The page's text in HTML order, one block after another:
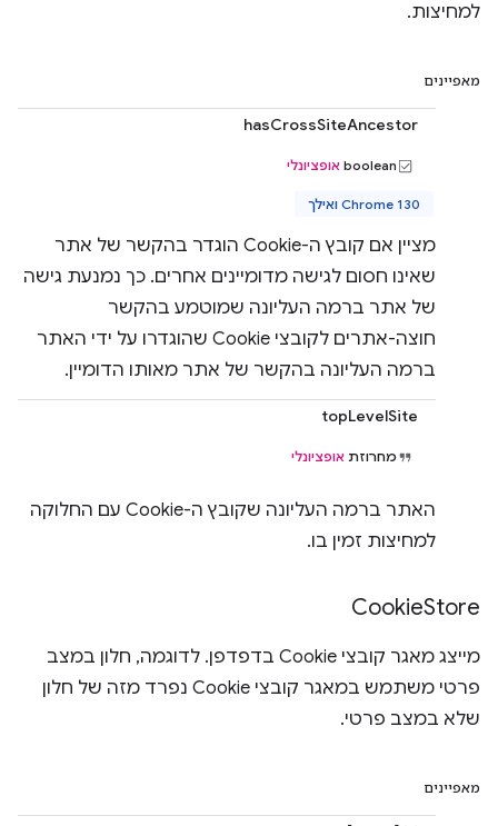
למחיצות.
מאפיינים
hasCrossSiteAncestor
‫boolean אופציונלי
Chrome 130 ואילך
מציין אם קובץ ה-Cookie הוגדר בהקשר של אתר
שאינו חסום לגישה מדומיינים אחרים. כך נמנעת גישה
של אתר ברמה העליונה שמוטמע בהקשר
חוצה-אתרים לקובצי Cookie שהוגדרו על ידי האתר
ברמה העליונה בהקשר של אתר מאותו הדומיין.
topLevelSite
מחרוזת אופציונלי
האתר ברמה העליונה שקובץ ה-Cookie עם החלוקה
למחיצות זמין בו.
CookieStore
מייצג מאגר קובצי Cookie בדפדפן. לדוגמה, חלון במצב
פרטי משתמש במאגר קובצי Cookie נפרד מזה של חלון
שלא במצב פרטי.
מאפיינים